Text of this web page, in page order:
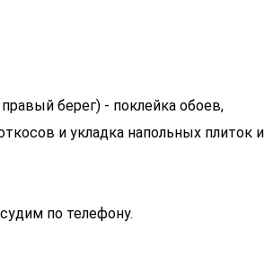
берег) - поклейка обоев,
и укладка напольных плиток и
по телефону.